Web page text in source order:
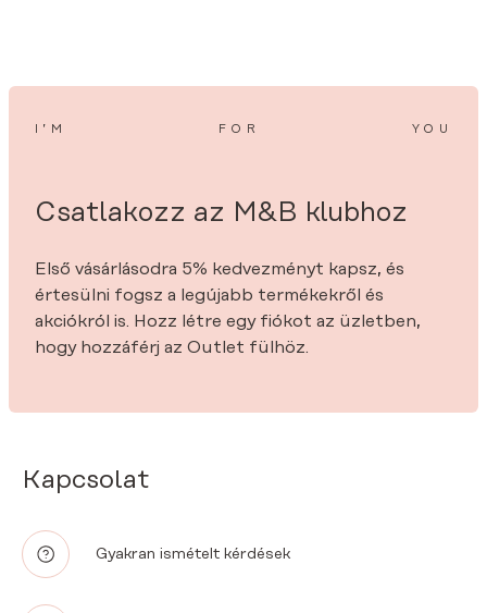
Kapcsolat
Gyakran ismételt kérdések
I’M FOR YOU
Csatlakozz az M&B klubhoz
Első vásárlásodra 5% kedvezményt kapsz, és
értesülni fogsz a legújabb termékekről és
akciókról is. Hozz létre egy fiókot az üzletben,
hogy hozzáférj az Outlet fülhöz.